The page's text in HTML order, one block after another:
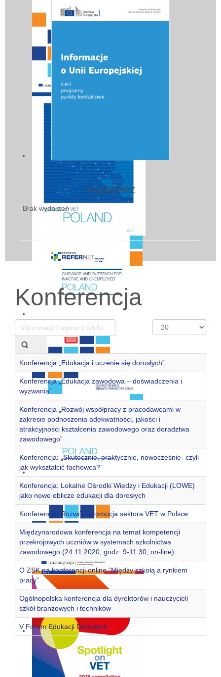
KALENDARZ
Brak wydarzeń
Konferencja
Wprowadź
fragment
tytułu
Pokaż
#
Konferencja „Edukacja i uczenie się dorosłych”
Konferencja „Edukacja zawodowa – doświadczenia i
wyzwania”
Konferencja „Rozwój współpracy z pracodawcami w
zakresie podnoszenia adekwatności, jakości i
atrakcyjności kształcenia zawodowego oraz doradztwa
zawodowego”
Konferencja: „Skutecznie, praktycznie, nowocześnie- czyli
jak wykształcić fachowca?”
Konferencja: Lokalne Ośrodki Wiedzy i Edukacji (LOWE)
jako nowe oblicze edukacji dla dorosłych
Konferencja: Rozwój i promocja sektora VET w Polsce
Międzynarodowa konferencja na temat kompetencji
przekrojowych uczniów w systemach szkolnictwa
zawodowego (24.11.2020, godz. 9-11.30, on-line)
O ZSK na konferencji online “Między szkołą a rynkiem
pracy”
Ogólnopolska konferencja dla dyrektorów i nauczycieli
szkół branżowych i techników
V Forum Edukacji Dorosłych